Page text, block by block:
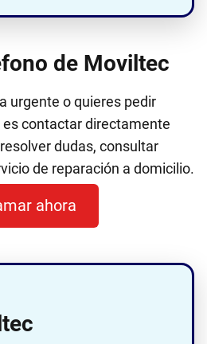
de Moviltec
urgente o quieres pedir
contactar directamente
dudas, consultar
de reparación a domicilio.
ahora